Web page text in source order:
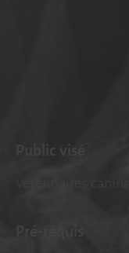
Public visé